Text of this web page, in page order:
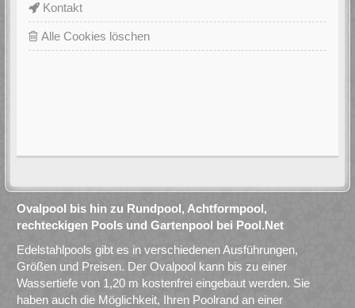
Kontakt
Alle Cookies löschen
Ovalpool bis hin zu Rundpool, Achtformpool,
rechteckigen Pools und Gartenpool bei Pool.Net
Edelstahlpools gibt es in verschiedenen Ausführungen,
Größen und Preisen. Der Ovalpool kann bis zu einer
Wassertiefe von 1,20 m kostenfrei eingebaut werden. Sie
haben auch die Möglichkeit, Ihren Poolrand an einer